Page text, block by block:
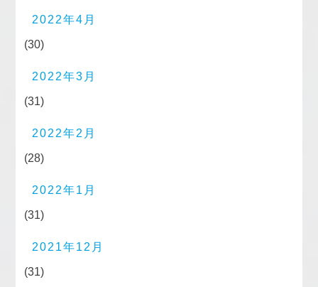
2022年4月
(30)
2022年3月
(31)
2022年2月
(28)
2022年1月
(31)
2021年12月
(31)